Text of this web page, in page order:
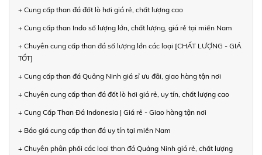
+ Cung cấp than đá đốt lò hơi giá rẻ, chất lượng cao
+ Cung cấp than Indo số lượng lớn, chất lượng, giá rẻ tại miền Nam
+ Chuyên cung cấp than đá số lượng lớn các loại [CHẤT LƯỢNG - GIÁ
TỐT]
+ Cung cấp than đá Quảng Ninh giá sỉ ưu đãi, giao hàng tận nơi
+ Chuyên cung cấp than đá đốt lò hơi giá rẻ, uy tín, chất lượng cao
+ Cung Cấp Than Đá Indonesia | Giá rẻ - Giao hàng tận nơi
+ Báo giá cung cấp than đá uy tín tại miền Nam
+ Chuyên phân phối các loại than đá Quảng Ninh giá rẻ, chất lượng